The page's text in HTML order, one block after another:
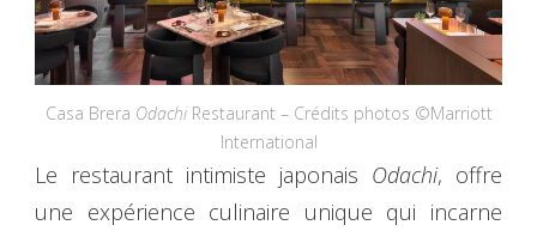
Casa Brera Odachi Restaurant – Crédits photos ©Marriott
International
Le restaurant intimiste japonais Odachi, offre
une expérience culinaire unique qui incarne